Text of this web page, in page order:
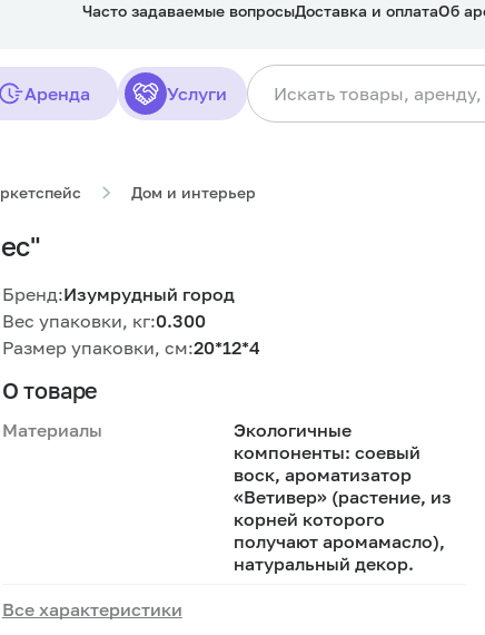
Часто задаваемые вопросыДоставка и оплатаОб
Аренда Услуги
Дом и интерьер
Бренд:Изумрудный город
Вес упаковки, кг:0.300
Размер упаковки, см:20*12*4
О товаре
Материалы
Экологичные
компоненты: соевый
воск, ароматизатор
«Ветивер» (растение, из
корней которого
получают аромамасло),
натуральный декор.
Все характеристики